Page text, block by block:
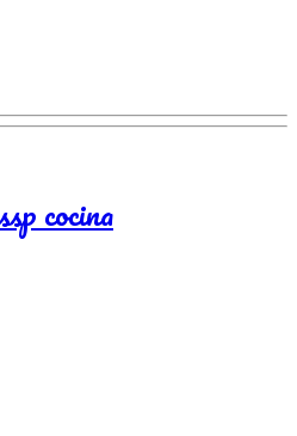
cocina